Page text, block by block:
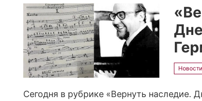
SYMPHONICA
ARTICA
Новости
Сегодня в рубрике «Вернуть наследие.